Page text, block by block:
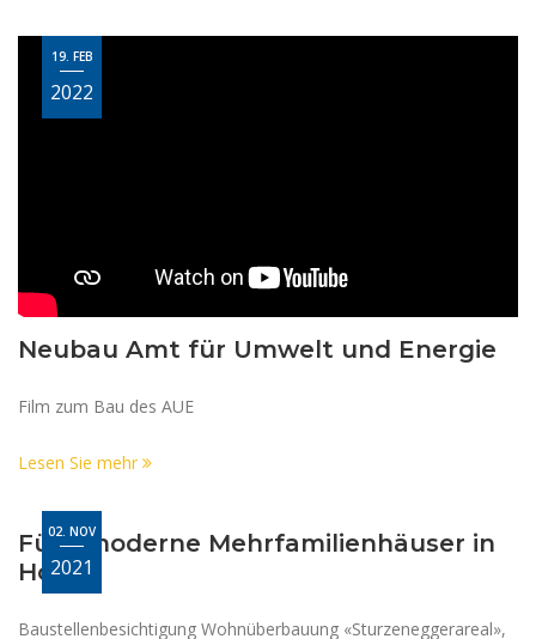
Neubau Amt für Umwelt und Energie
19. FEB
2022
Film zum Bau des AUE
Lesen Sie mehr
Fünf moderne Mehrfamilienhäuser in
Holz
02. NOV
2021
Baustellenbesichtigung Wohnüberbauung «Sturzeneggerareal»,